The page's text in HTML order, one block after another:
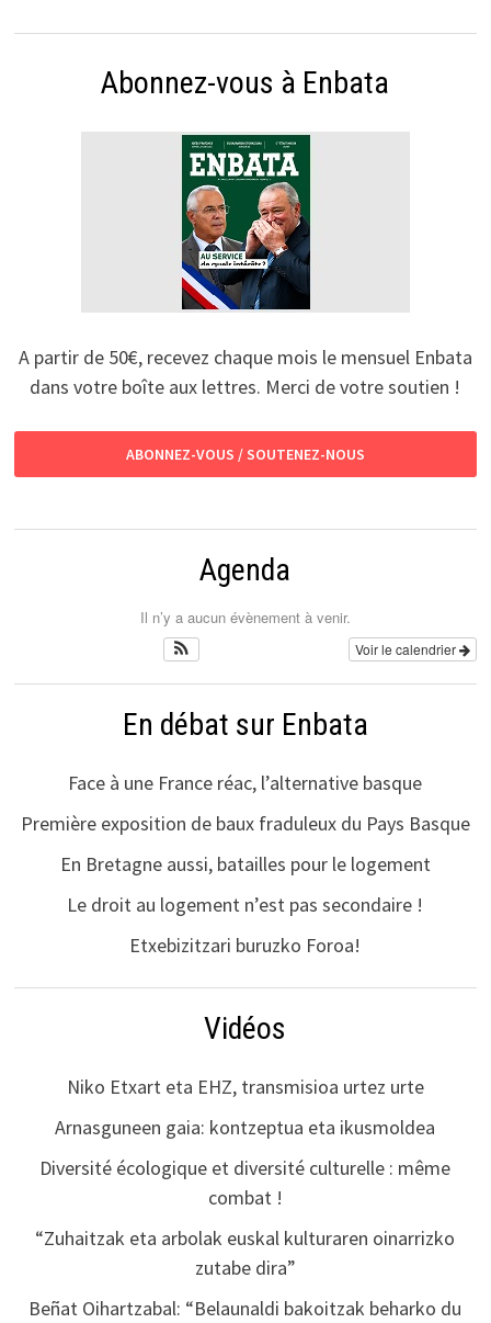
Abonnez-vous à Enbata
A partir de 50€, recevez chaque mois le mensuel Enbata
dans votre boîte aux lettres. Merci de votre soutien !
ABONNEZ-VOUS / SOUTENEZ-NOUS
Agenda
Il n’y a aucun évènement à venir.
Voir le calendrier
En débat sur Enbata
Face à une France réac, l’alternative basque
Première exposition de baux fraduleux du Pays Basque
En Bretagne aussi, batailles pour le logement
Le droit au logement n’est pas secondaire !
Etxebizitzari buruzko Foroa!
Vidéos
Niko Etxart eta EHZ, transmisioa urtez urte
Arnasguneen gaia: kontzeptua eta ikusmoldea
Diversité écologique et diversité culturelle : même
combat !
“Zuhaitzak eta arbolak euskal kulturaren oinarrizko
zutabe dira”
Beñat Oihartzabal: “Belaunaldi bakoitzak beharko du